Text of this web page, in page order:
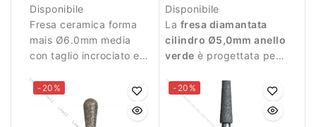
Disponibile
Fresa ceramica forma
mais Ø6.0mm media
con taglio incrociato e
rimozione controllata
del materiale.
Disponibile
La fresa diamantata
cilindro Ø5,0mm anello
verde è progettata per
superficie dell’unghia
durante la manicure
professionale.
-20% -20%